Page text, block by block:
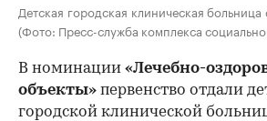
Детская городская клиническая
(Фото: Пресс-служба комплекса
В номинации «Лечебно-
объекты» первенство отдали
городской клинической